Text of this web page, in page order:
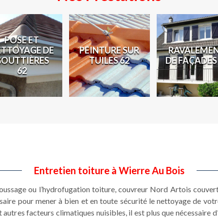
POSE ET
DE
62
PEINTURE SUR
TUILES 62
DE
Entretien toiture à Wierre Au Bois
ou l’hydrofugation toiture, couvreur Nord Artois
pour mener à bien et en toute sécurité le nettoyage de
facteurs climatiques nuisibles, il est plus que nécessaire